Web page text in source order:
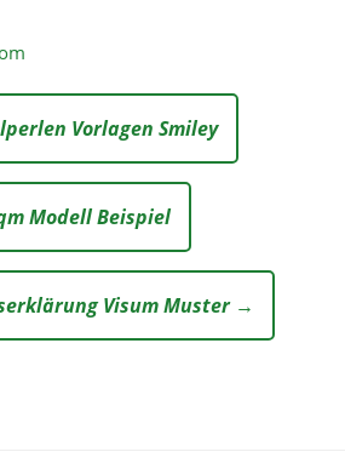
Vorlagen Smiley
Modell Beispiel
Visum Muster →